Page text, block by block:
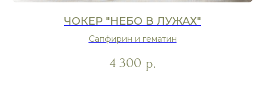
ЧОКЕР "НЕБО В ЛУЖАХ"
Сапфирин и гематин
4 300 р.